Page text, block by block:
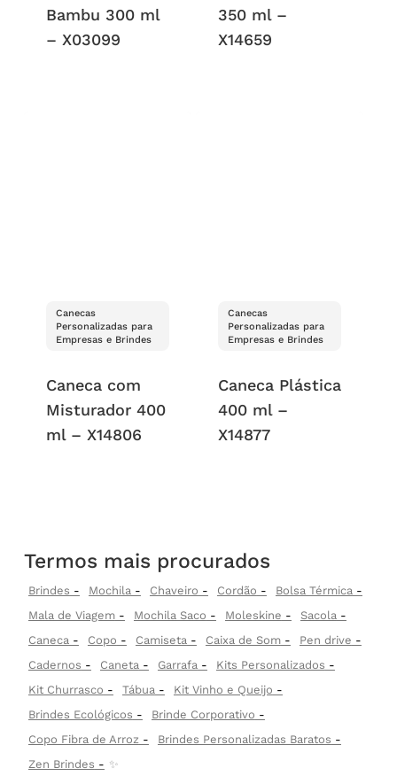
Bambu 300 ml
– X03099
350 ml –
X14659
Canecas
Personalizadas para
Empresas e Brindes
Caneca com
Misturador 400
ml – X14806
Canecas
Personalizadas para
Empresas e Brindes
Caneca Plástica
400 ml –
X14877
Termos mais procurados
Brindes Mochila Chaveiro Cordão
Bolsa Térmica
Mala de Viagem
Mochila Saco Moleskine
Sacola
Caneca
Copo Camiseta Caixa de Som
Pen drive
Cadernos
Caneta Garrafa
Kits Personalizados
Kit Churrasco
Tábua
Kit Vinho e Queijo
Brindes Ecológicos
Brinde Corporativo
Copo Fibra de Arroz
Brindes Personalizadas Baratos
Zen Brindes
✨